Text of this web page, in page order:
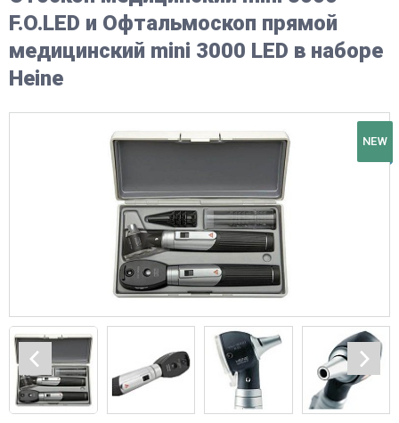
F.O.LED и Офтальмоскоп прямой
медицинский mini 3000 LED в наборе
Heine
NEW